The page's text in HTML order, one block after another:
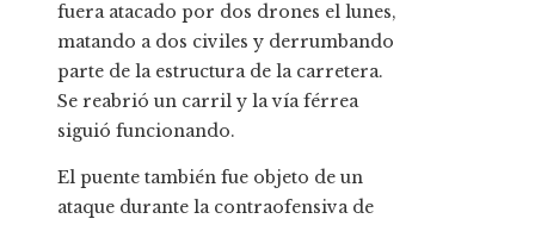
fuera atacado por dos drones el lunes,
matando a dos civiles y derrumbando
parte de la estructura de la carretera.
Se reabrió un carril y la vía férrea
siguió funcionando.
El puente también fue objeto de un
ataque durante la contraofensiva de